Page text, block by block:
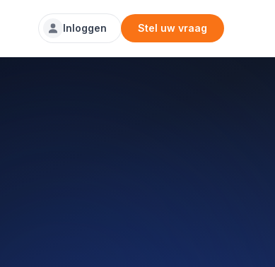
Inloggen Stel uw vraag